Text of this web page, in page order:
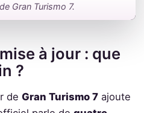
Gran Turismo 7.
à jour : que
?
de Gran Turismo 7ajoute